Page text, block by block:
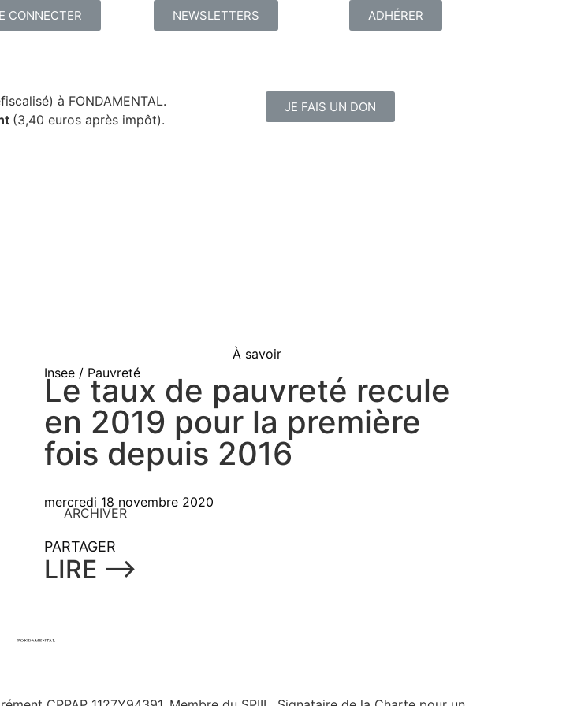
CONNECTER NEWSLETTERS ADHÉRER
à FONDAMENTAL.
(3,40 euros après impôt).
JE FAIS UN DON
À savoir
Insee / Pauvreté
Le taux de pauvreté recule
en 2019 pour la première
fois depuis 2016
mercredi 18 novembre 2020
ARCHIVER
PARTAGER
LIRE ⟶